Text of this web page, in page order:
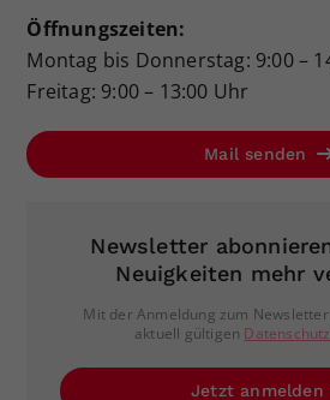
Öffnungszeiten:
Montag bis Donnerstag: 9:00 –
Freitag: 9:00 – 13:00 Uhr
Mail senden
Newsletter
Neuigkeiten mehr
Mit der Anmeldung zum
aktuell gültigen
Jetzt anmelden